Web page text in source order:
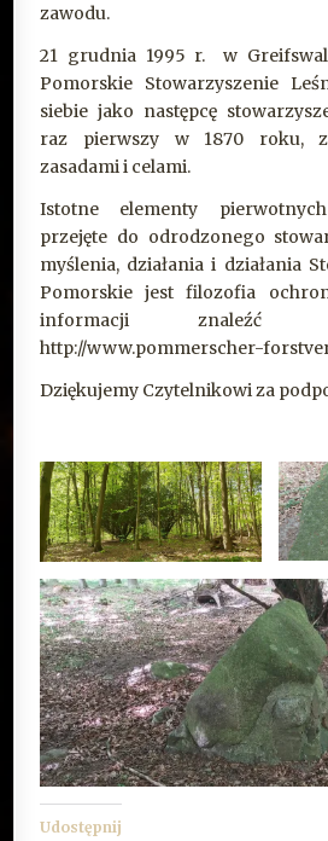
zawodu.
21 grudnia 1995 r. w
Pomorskie Stowarzyszenie
siebie jako następcę
raz pierwszy w 1870 roku,
zasadami i celami.
Istotne elementy
przejęte do odrodzonego
myślenia, działania i działania
Pomorskie jest filozofia
informacji znaleźć
http://www.pommerscher-
Dziękujemy Czytelnikowi za
Udostępnij